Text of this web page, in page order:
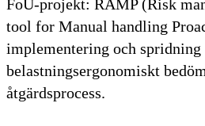
FoU-projekt: RAMP (Risk
tool for Manual handling
implementering och spridning
belastningsergonomiskt
åtgärdsprocess.